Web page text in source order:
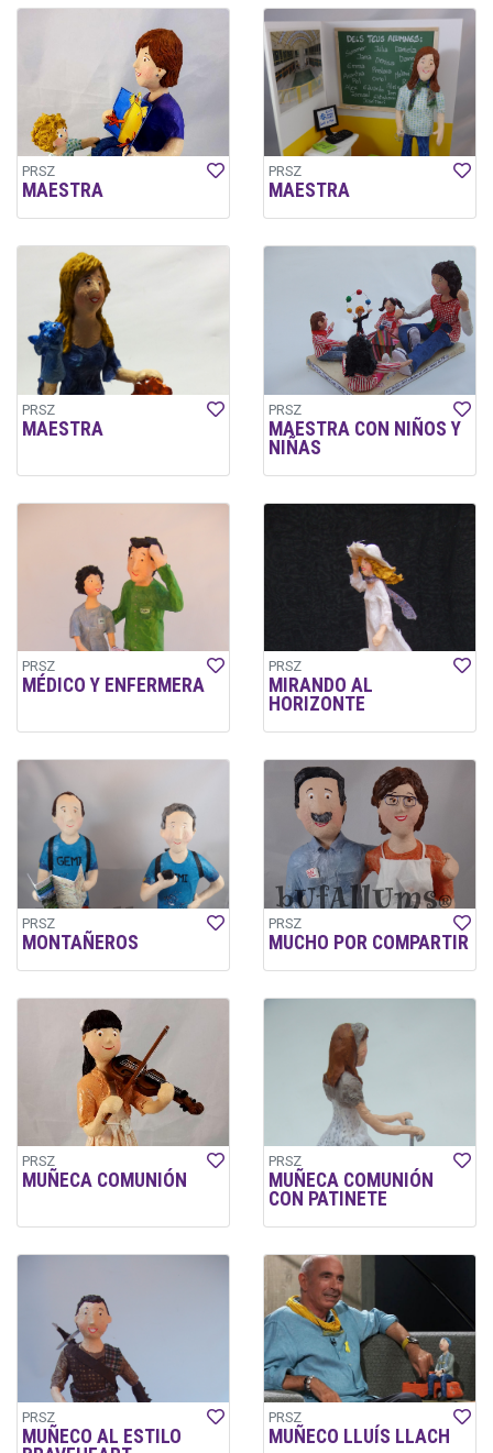
PRSZ
MAESTRA
PRSZ
MAESTRA
PRSZ
MAESTRA
PRSZ
MAESTRA CON NIÑOS Y
NIÑAS
PRSZ
MÉDICO Y ENFERMERA
PRSZ
MIRANDO AL
HORIZONTE
PRSZ
MONTAÑEROS
PRSZ
MUCHO POR COMPARTIR
PRSZ
MUÑECA COMUNIÓN
PRSZ
MUÑECA COMUNIÓN
CON PATINETE
PRSZ
MUÑECO AL ESTILO
PRSZ
MUÑECO LLUÍS LLACH